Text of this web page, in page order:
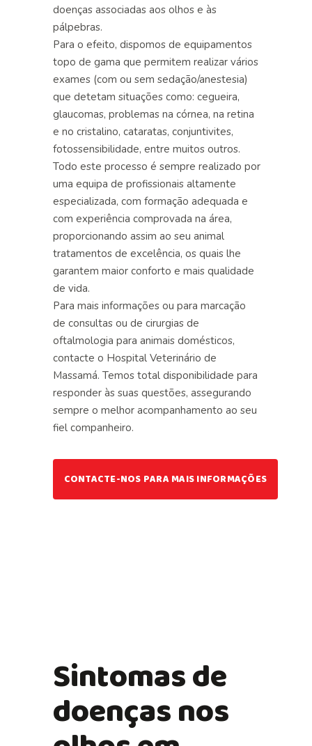
doenças associadas aos olhos e às
pálpebras.
Para o efeito, dispomos de equipamentos
topo de gama que permitem realizar vários
exames(com ou sem sedação/anestesia)
que detetam situações como: cegueira,
glaucomas, problemas na córnea, na retina
e no cristalino, cataratas, conjuntivites,
fotossensibilidade, entre muitos outros.
Todo este processo é sempre realizado por
uma equipa de profissionais altamente
especializada, com formação adequada e
com experiência comprovada na área,
proporcionando assim ao seu animal
tratamentos de excelência, os quais lhe
garantem maior conforto e mais qualidade
de vida.
Para mais informações ou para marcação
de consultas ou de cirurgias de
oftalmologia para animais domésticos,
contacte o Hospital Veterinário de
Massamá. Temos total disponibilidade para
responder às suas questões, assegurando
sempre o melhor acompanhamento ao seu
fiel companheiro.
CONTACTE-NOS PARA MAIS INFORMAÇÕES
Sintomas de
doenças nos